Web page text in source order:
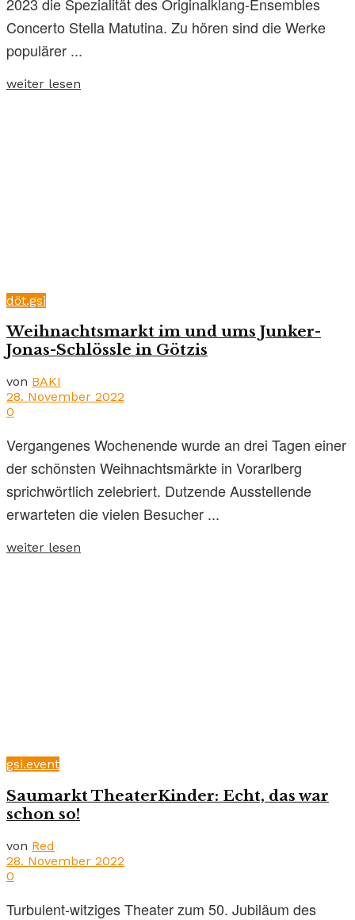
Concerto Stella Matutina. Zu hören sind die Werke
populärer ...
weiter lesen
döt.gsi
Weihnachtsmarkt im und ums Junker-
Jonas-Schlössle in Götzis
von BAKI
28. November 2022
0
Vergangenes Wochenende wurde an drei Tagen einer
der schönsten Weihnachtsmärkte in Vorarlberg
sprichwörtlich zelebriert. Dutzende Ausstellende
erwarteten die vielen Besucher ...
weiter lesen
gsi.event
Saumarkt TheaterKinder: Echt, das war
schon so!
von Red
28. November 2022
0
Turbulent-witziges Theater zum 50. Jubiläum des